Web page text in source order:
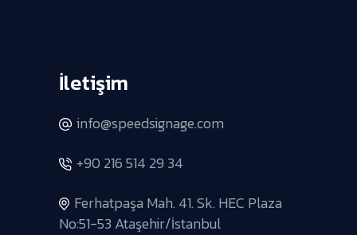
İletişim
info@speedsignage.com
+90 216 514 29 34
Ferhatpaşa Mah. 41. Sk. HEC Plaza
No:51-53 Ataşehir/İstanbul